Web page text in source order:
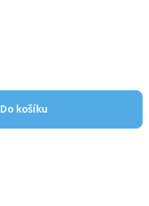
Do košíku